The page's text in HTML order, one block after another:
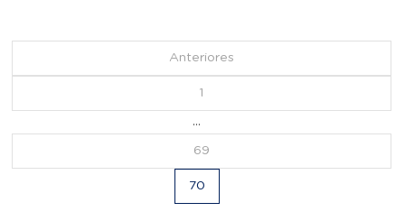
entradas
Anteriores
1
…
69
70